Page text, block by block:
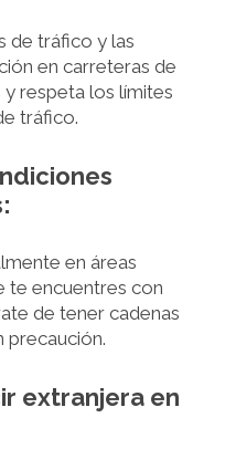
de tráfico y las
en carreteras de
respeta los límites
tráfico.
en áreas
te encuentres con
de tener cadenas
precaución.
extranjera en